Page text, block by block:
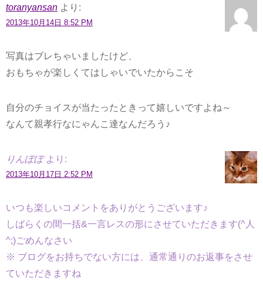
toranyansan より:
2013年10月14日 8:52 PM
写真はブレちゃいましたけど、
おもちゃが楽しくてはしゃいでいたからこそ
自分のチョイスが当たったときって嬉しいですよね～
なんて親孝行なにゃんこ達なんだろう♪
りんぽぽ より:
2013年10月17日 2:52 PM
いつも楽しいコメントをありがとうございます♪
しばらくの間一括&一言レスの形にさせていただきます(^人
^;)ごめんなさい
※ ブログをお持ちでない方には、通常通りのお返事をさせ
ていただきますね